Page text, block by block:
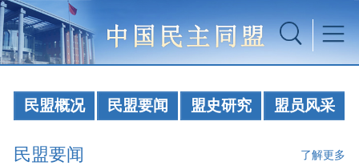
民盟概况 民盟要闻 盟史研究 盟员风采
民盟要闻 了解更多